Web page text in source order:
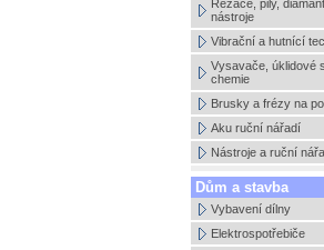
Řezače, pily,
nástroje
Vibrační a hutnící
Vysavače, úklidové
chemie
Brusky a frézy na
Aku ruční nářadí
Nástroje a ruční
Dům a stavba
Vybavení dílny
Elektrospotřebiče